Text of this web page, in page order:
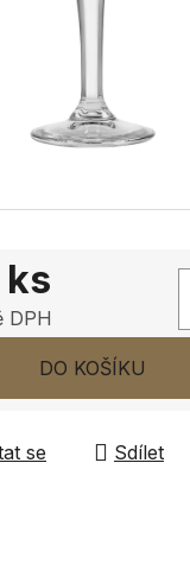
DPH
DO KOŠÍKU
se Sdílet